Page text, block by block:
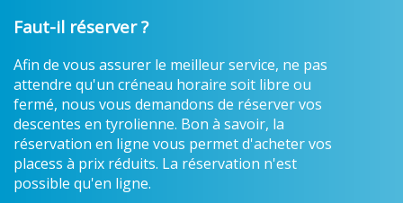
Faut-il réserver ?
Afin de vous assurer le meilleur service, ne pas
attendre qu'un créneau horaire soit libre ou
fermé, nous vous demandons de réserver vos
descentes en tyrolienne. Bon à savoir, la
réservation en ligne vous permet d'acheter vos
placess à prix réduits. La réservation n'est
possible qu'en ligne.